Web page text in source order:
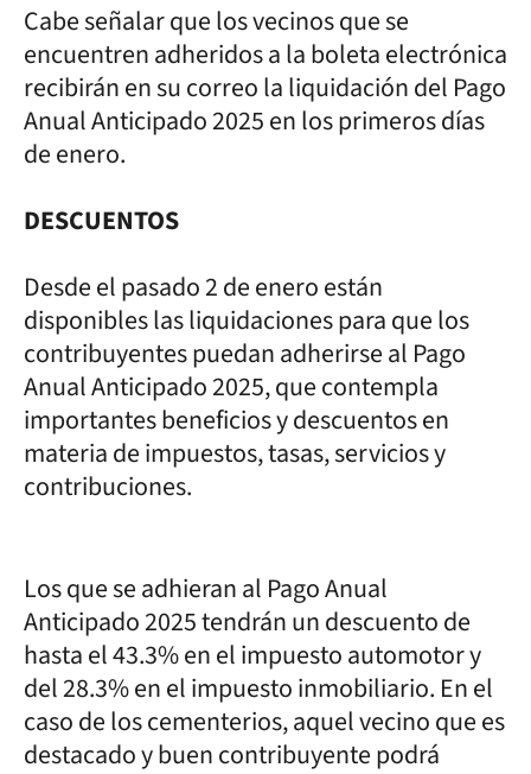
Cabe señalar que los vecinos que se
encuentren adheridos a la boleta electrónica
recibirán en su correo la liquidación del Pago
Anual Anticipado 2025 en los primeros días
de enero.
DESCUENTOS
Desde el pasado 2 de enero están
disponibles las liquidaciones para que los
contribuyentes puedan adherirse al Pago
Anual Anticipado 2025, que contempla
importantes beneficios y descuentos en
materia de impuestos, tasas, servicios y
contribuciones.
Los que se adhieran al Pago Anual
Anticipado 2025 tendrán un descuento de
hasta el 43.3% en el impuesto automotor y
del 28.3% en el impuesto inmobiliario. En el
caso de los cementerios, aquel vecino que es
destacado y buen contribuyente podrá